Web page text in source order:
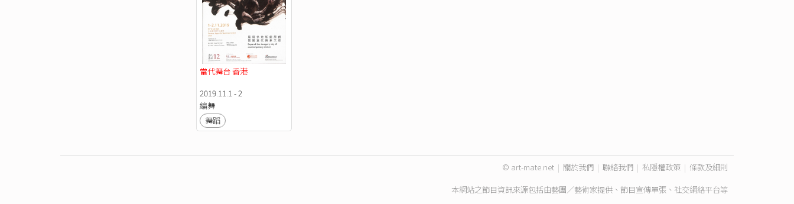
當代舞台 香港
2019.11.1 - 2
編舞
舞蹈
© art-mate.net | 關於我們 | 聯絡我們 | 私隱權政策 | 條款及細則
本網站之節目資訊來源包括由藝團／藝術家提供、節目宣傳單張、社交網絡平台等